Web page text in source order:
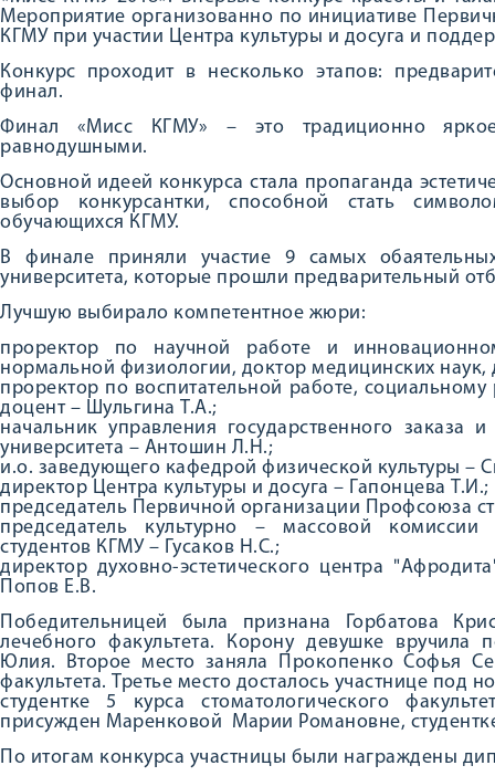
Мероприятие организованно по инициативе
КГМУ при участии Центра культуры и досуга и
Конкурс проходит в несколько этапов:
финал.
Финал «Мисс КГМУ» – это традиционно
равнодушными.
Основной идеей конкурса стала пропаганда
выбор конкурсантки, способной стать
обучающихся КГМУ.
В финале приняли участие 9 самых
университета, которые прошли предварительный
Лучшую выбирало компетентное жюри:
проректор по научной работе и
нормальной физиологии, доктор медицинских наук,
проректор по воспитательной работе,
доцент – Шульгина Т.А.;
начальник управления государственного заказа
университета – Антошин Л.Н.;
и.о. заведующего кафедрой физической культуры –
директор Центра культуры и досуга – Гапонцева Т.И.;
председатель Первичной организации Профсоюза
председатель культурно – массовой
студентов КГМУ – Гусаков Н.С.;
директор духовно-эстетического центра
Попов Е.В.
Победительницей была признана Горбатова
лечебного факультета. Корону девушке вручила
Юлия. Второе место заняла Прокопенко Софья
факультета. Третье место досталось участнице
студентке 5 курса стоматологического
присужден Маренковой Марии Романовне,
По итогам конкурса участницы были награждены